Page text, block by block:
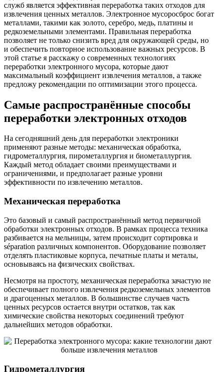
служб является эффективная переработка таких отходов для
извлечения ценных металлов. Электронное мусоросброс богат
металлами, такими как золото, серебро, медь, платины и
редкоземельными элементами. Правильная переработка
позволяет не только снизить вред для окружающей среды, но
и обеспечить повторное использование важных ресурсов. В
этой статье я расскажу о современных технологиях
переработки электронного мусора, которые дают
максимальный коэффициент извлечения металлов, а также
предложу рекомендации по оптимизации этого процесса.
Самые распространённые способы
переработки электронных отходов
На сегодняшний день для переработки электроники
применяют разные методы: механическая обработка,
гидрометаллургия, пирометаллургия и биометаллургия.
Каждый метод обладает своими преимуществами и
ограничениями, и предполагает разные уровни
эффективности по извлечению металлов.
Механическая переработка
Это базовый и самый распространённый метод первичной
обработки электронных отходов. В рамках процесса техника
разбивается на мельницы, затем происходит сортировка и
séparation различных компонентов. Оборудование позволяет
отделять пластиковые корпуса, печатные платы и металы,
основываясь на физических свойствах.
Несмотря на простоту, механическая переработка зачастую не
обеспечивает полного извлечения редкоземельных элементов
и драгоценных металлов. В большинстве случаев часть
ценных ресурсов остается внутри остатков, так как
химические свойства некоторых соединений требуют
дальнейших методов обработки.
Гидрометаллургия